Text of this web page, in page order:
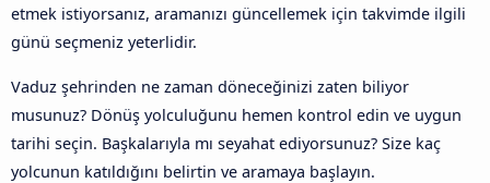
etmek istiyorsanız, aramanızı güncellemek için takvimde ilgili
günü seçmeniz yeterlidir.
Vaduz şehrinden ne zaman döneceğinizi zaten biliyor
musunuz? Dönüş yolculuğunu hemen kontrol edin ve uygun
tarihi seçin. Başkalarıyla mı seyahat ediyorsunuz? Size kaç
yolcunun katıldığını belirtin ve aramaya başlayın.